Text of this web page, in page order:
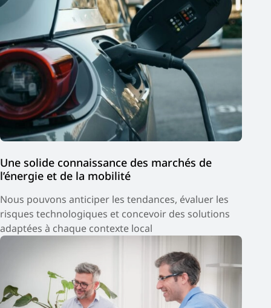
Une solide connaissance des marchés de
l’énergie et de la mobilité
Nous pouvons anticiper les tendances, évaluer les
risques technologiques et concevoir des solutions
adaptées à chaque contexte local